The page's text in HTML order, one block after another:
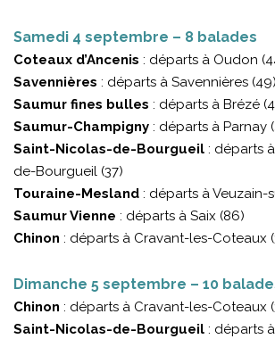
Samedi 4 septembre – 8 balades
Coteaux d’Ancenis : départs à Oudon
Savennières : départs à Savennières (49)
Saumur fines bulles : départs à Brézé
Saumur-Champigny : départs à Parnay
Saint-Nicolas-de-Bourgueil : départs
de-Bourgueil (37)
Touraine-Mesland : départs à Veuzain-
Saumur Vienne : départs à Saix (86)
Chinon : départs à Cravant-les-Coteaux
Dimanche 5 septembre – 10
Chinon : départs à Cravant-les-Coteaux
Saint-Nicolas-de-Bourgueil : départs